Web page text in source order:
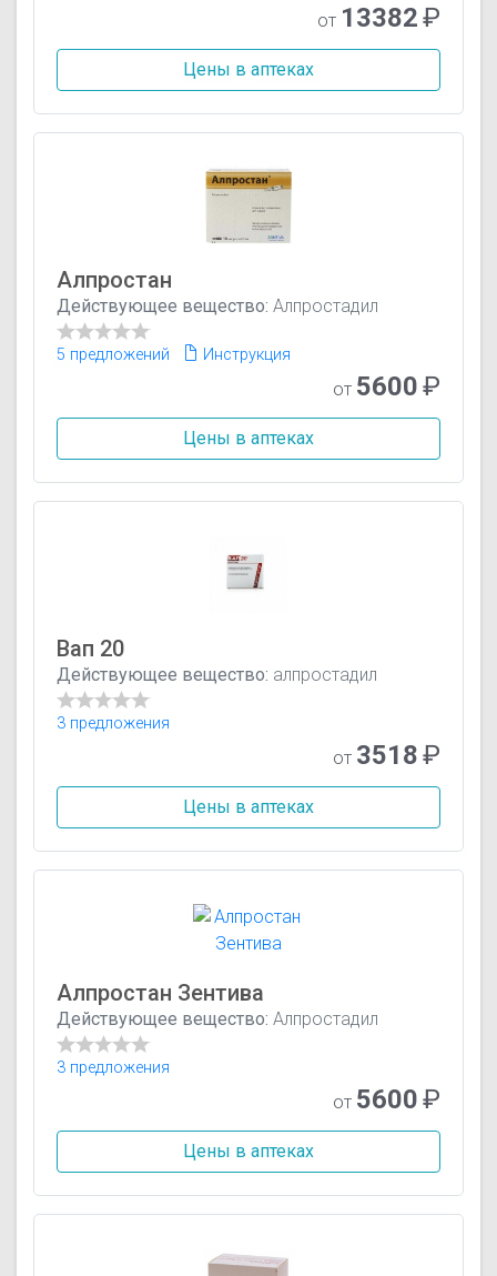
от 13382₽
Цены в аптеках
Алпростан
Действующее вещество: Алпростадил
5 предложений Инструкция
от 5600₽
Цены в аптеках
Вап 20
Действующее вещество: алпростадил
3 предложения
от 3518₽
Цены в аптеках
Алпростан Зентива
Действующее вещество: Алпростадил
3 предложения
от 5600₽
Цены в аптеках